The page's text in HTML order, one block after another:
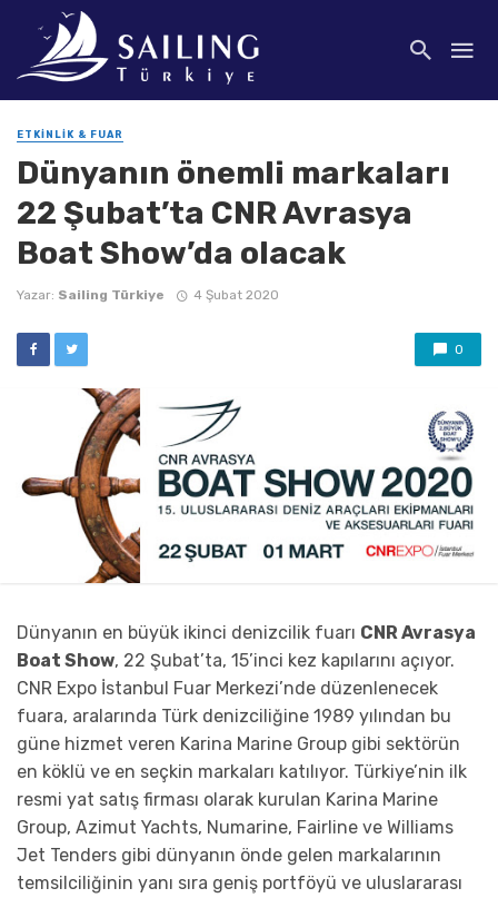
ETKINLIK & FUAR
Dünyanın önemli markaları
22 Şubat’ta CNR Avrasya
Boat Show’da olacak
Yazar: Sailing Türkiye 4 Şubat 2020
0
Dünyanın en büyük ikinci denizcilik fuarı CNR Avrasya
Boat Show, 22 Şubat’ta, 15’inci kez kapılarını açıyor.
CNR Expo İstanbul Fuar Merkezi’nde düzenlenecek
fuara, aralarında Türk denizciliğine 1989 yılından bu
güne hizmet veren Karina Marine Group gibi sektörün
en köklü ve en seçkin markaları katılıyor. Türkiye’nin ilk
resmi yat satış firması olarak kurulan Karina Marine
Group, Azimut Yachts, Numarine, Fairline ve Williams
Jet Tenders gibi dünyanın önde gelen markalarının
temsilciliğinin yanı sıra geniş portföyü ve uluslararası